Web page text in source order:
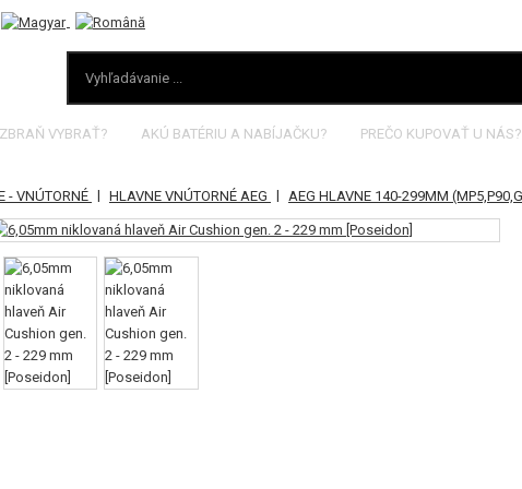
VYBRAŤ? AKÚ BATÉRIU A NABÍJAČKU? PREČO KUPOVAŤ U NÁS?
- VNÚTORNÉ | HLAVNE VNÚTORNÉ AEG | AEG HLAVNE 140-299MM